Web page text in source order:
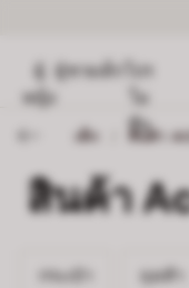
หญิง
ผู้ชายเด็ก
โม
ชั่น
สินค้า
สินค้า
กระเป๋า
กระเป๋า 0 ถุงเท้า
ถุงเท้า 0